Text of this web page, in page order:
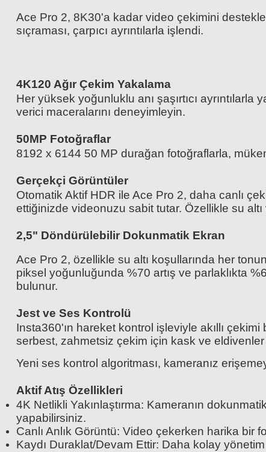
Ace Pro 2, 8K30'a kadar video çekimini
sıçraması, çarpıcı ayrıntılarla işlendi.
4K120 Ağır Çekim Yakalama
Her yüksek yoğunluklu anı şaşırtıcı
verici maceralarını deneyimleyin.
50MP Fotoğraflar
8192 x 6144 50 MP durağan fotoğraflarla,
Gerçekçi Görüntüler
Otomatik Aktif HDR ile Ace Pro 2, daha canlı
ettiğinizde videonuzu sabit tutar. Özellikle su
2,5" Döndürülebilir Dokunmatik Ekran
Ace Pro 2, özellikle su altı koşullarında her
piksel yoğunluğunda %70 artış ve parlaklıkta
bulunur.
Jest ve Ses Kontrolü
Insta360'ın hareket kontrol işleviyle akıllı
serbest, zahmetsiz çekim için kask ve
Yeni ses kontrol algoritması, kameranız
Aktif Atış Özellikleri
4K Netlikli Yakınlaştırma: Kameranın
yapabilirsiniz.
Canlı Anlık Görüntü: Video çekerken harika bir
Kaydı Duraklat/Devam Ettir: Daha kolay